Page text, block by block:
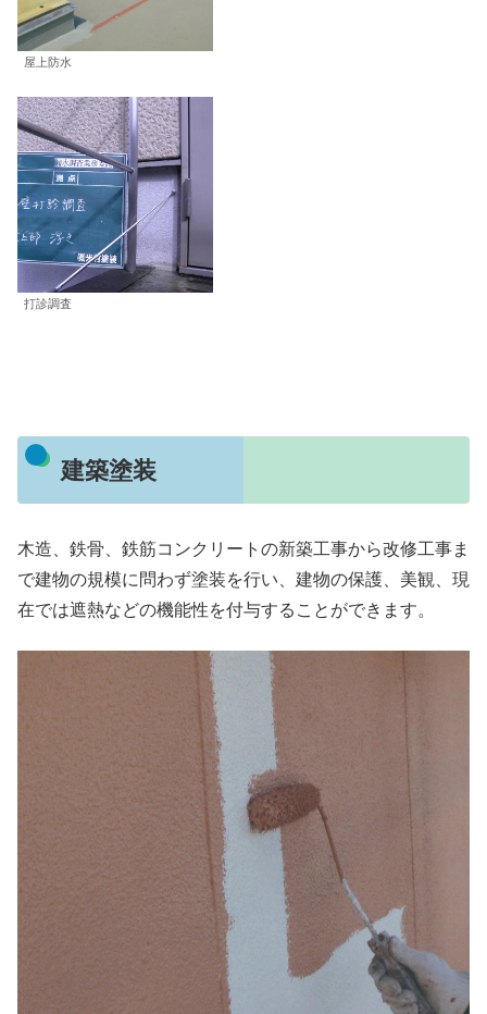
屋上防水
打診調査
建築塗装
木造、鉄骨、鉄筋コンクリートの新築工事から改修工事ま
で建物の規模に問わず塗装を行い、建物の保護、美観、現
在では遮熱などの機能性を付与することができます。